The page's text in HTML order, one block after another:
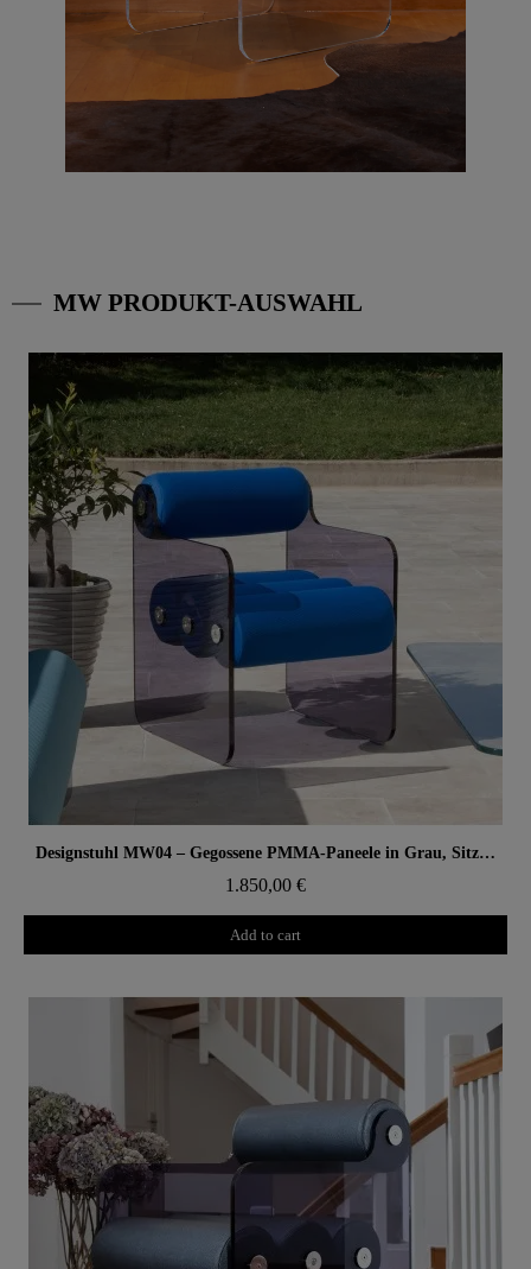
MW PRODUKT-AUSWAHL
Aperçu rapide Designstuhl MW04 – Gegossene PMMA-Paneele in Grau, Sitz aus offenporigem Schaum
1.850,00 €
Add to cart